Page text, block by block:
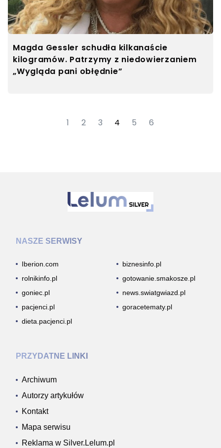
Magda Gessler schudła kilkanaście
kilogramów. Patrzymy z niedowierzaniem
„Wygląda pani obłędnie”
1 2 3 4 5 6
NASZE SERWISY
Iberion.com
biznesinfo.pl
rolnikinfo.pl
gotowanie.smakosze.pl
goniec.pl
news.swiatgwiazd.pl
pacjenci.pl
goracetematy.pl
dieta.pacjenci.pl
PRZYDATNE LINKI
Archiwum
Autorzy artykułów
Kontakt
Mapa serwisu
Reklama w Silver.Lelum.pl